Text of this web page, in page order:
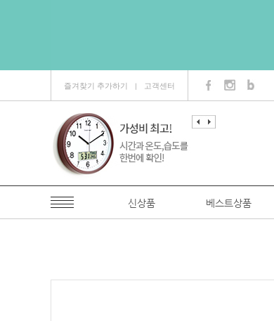
즐겨찾기 추가하기 ㅣ 고객센터
신상품 베스트상품